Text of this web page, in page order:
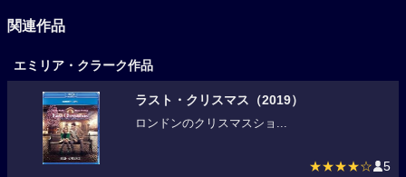
関連作品
エミリア・クラーク作品
ラスト・クリスマス（2019）
ロンドンのクリスマスショ...
★★★★☆ 5